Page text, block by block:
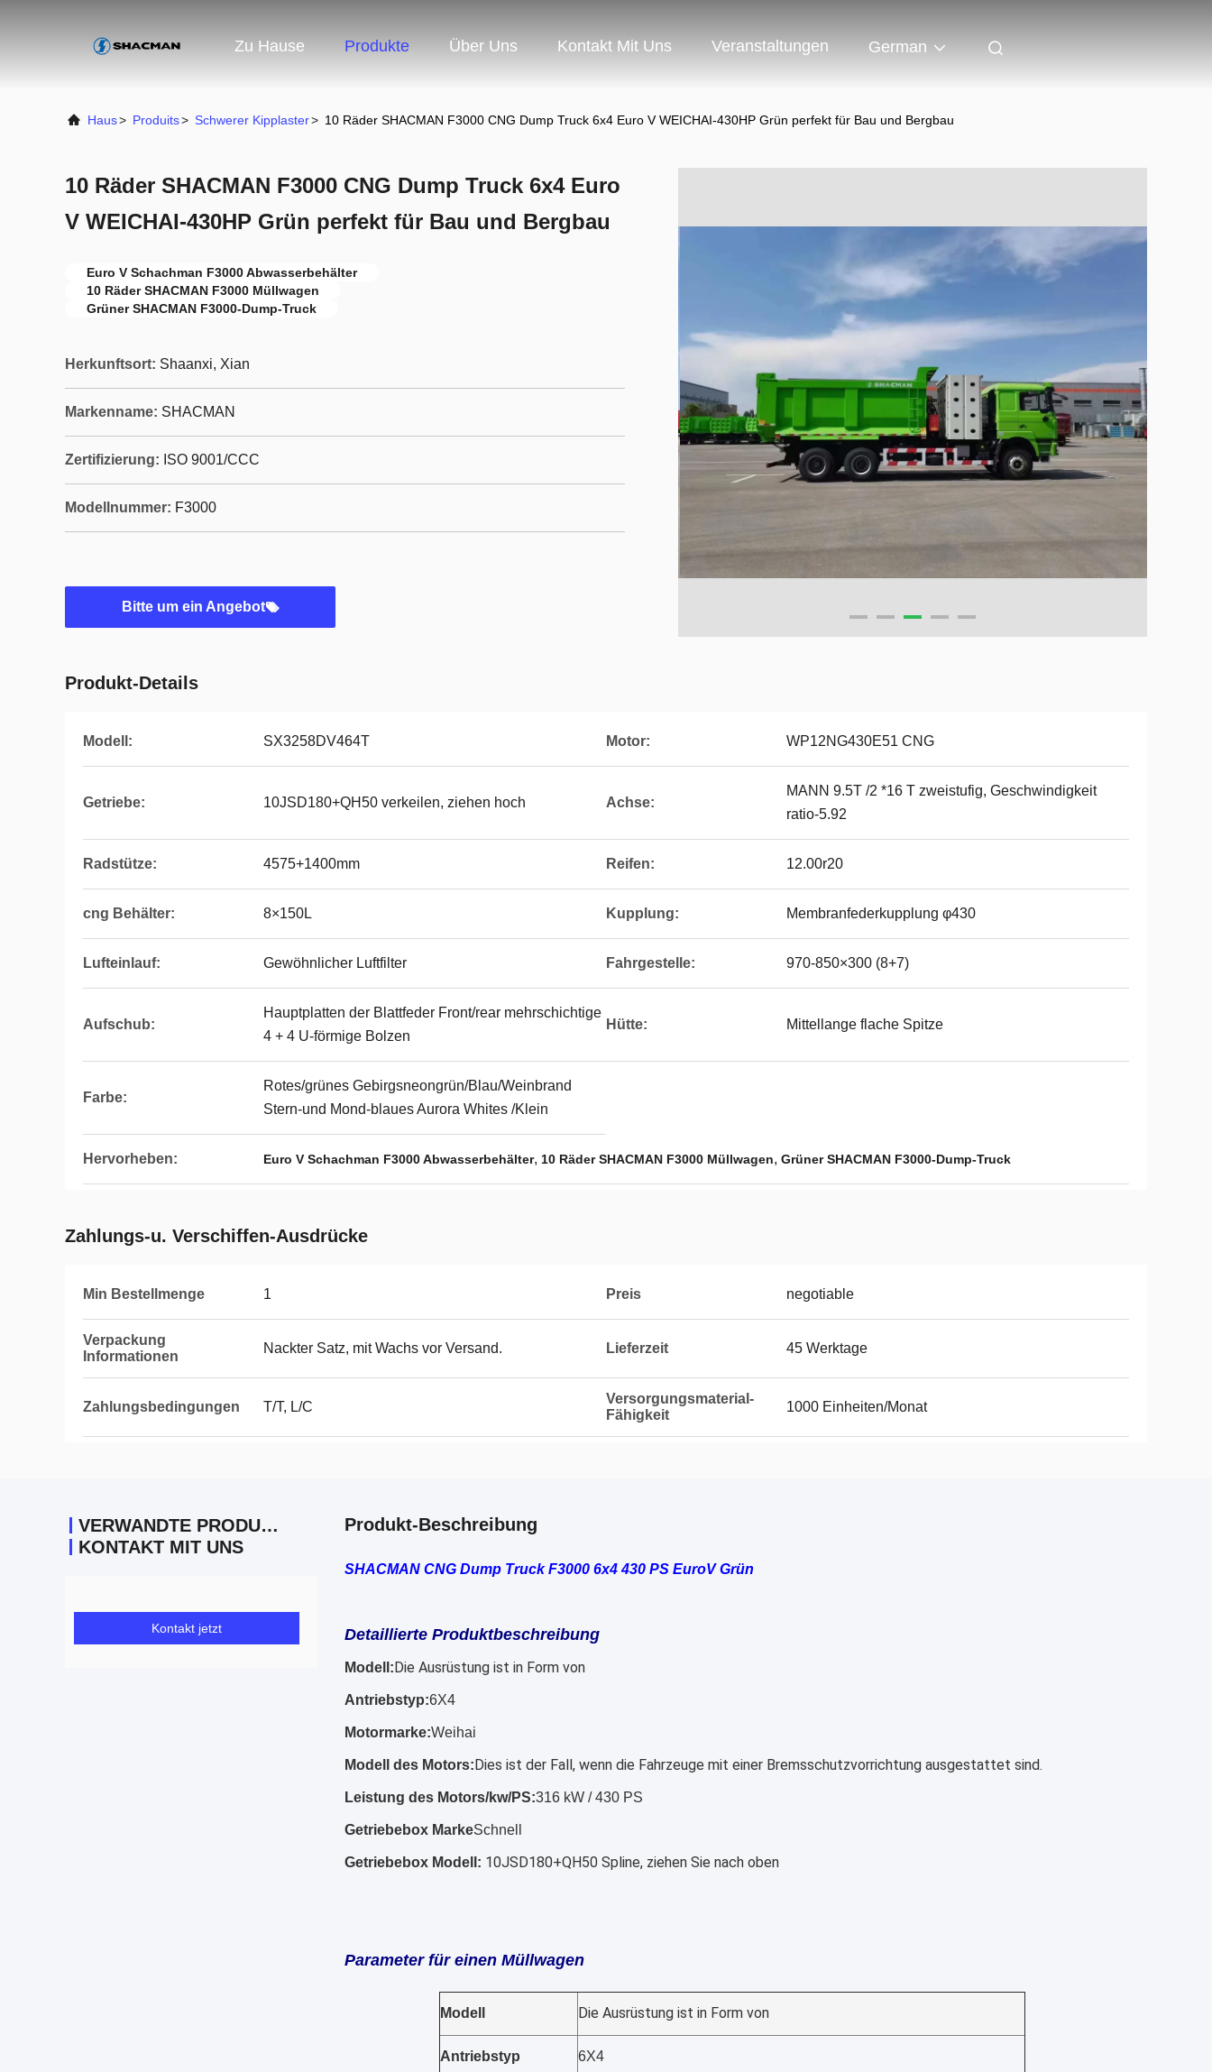
Zu Hause Produkte Über Uns Kontakt Mit Uns Veranstaltungen German
Haus> Produits> Schwerer Kipplaster> 10 Räder SHACMAN F3000 CNG Dump Truck 6x4 Euro V WEICHAI-430HP Grün perfekt für Bau und Bergbau
10 Räder SHACMAN F3000 CNG Dump Truck 6x4 Euro
V WEICHAI-430HP Grün perfekt für Bau und Bergbau
Euro V Schachman F3000 Abwasserbehälter
10 Räder SHACMAN F3000 Müllwagen
Grüner SHACMAN F3000-Dump-Truck
Herkunftsort: Shaanxi, Xian
Markenname: SHACMAN
Zertifizierung: ISO 9001/CCC
Modellnummer: F3000
Bitte um ein Angebot
Produkt-Details
Modell: SX3258DV464T Motor: WP12NG430E51 CNG
Getriebe: 10JSD180+QH50 verkeilen, ziehen hoch Achse:
MANN 9.5T /2 *16 T zweistufig, Geschwindigkeit
ratio-5.92
Radstütze: 4575+1400mm Reifen: 12.00r20
cng Behälter: 8×150L Kupplung: Membranfederkupplung φ430
Lufteinlauf: Gewöhnlicher Luftfilter Fahrgestelle: 970-850×300 (8+7)
Aufschub:
Hauptplatten der Blattfeder Front/rear mehrschichtige
4 + 4 U-förmige Bolzen
Hütte: Mittellange flache Spitze
Farbe:
Rotes/grünes Gebirgsneongrün/Blau/Weinbrand
Stern-und Mond-blaues Aurora Whites /Klein
Hervorheben: Euro V Schachman F3000 Abwasserbehälter, 10 Räder SHACMAN F3000 Müllwagen, Grüner SHACMAN F3000-Dump-Truck
Zahlungs-u. Verschiffen-Ausdrücke
Min Bestellmenge 1 Preis negotiable
Verpackung
Informationen
Nackter Satz, mit Wachs vor Versand. Lieferzeit 45 Werktage
Zahlungsbedingungen T/T, L/C
Versorgungsmaterial-
Fähigkeit
1000 Einheiten/Monat
VERWANDTE PRODUKTE
KONTAKT MIT UNS
Kontakt jetzt
Produkt-Beschreibung
SHACMAN CNG Dump Truck F3000 6x4 430 PS EuroV Grün
Detaillierte Produktbeschreibung
Modell:Die Ausrüstung ist in Form von
Antriebstyp:6X4
Motormarke:Weihai
Modell des Motors:Dies ist der Fall, wenn die Fahrzeuge mit einer Bremsschutzvorrichtung ausgestattet sind.
Leistung des Motors/kw/PS:316 kW / 430 PS
Getriebebox MarkeSchnell
Getriebebox Modell: 10JSD180+QH50 Spline, ziehen Sie nach oben
Parameter für einen Müllwagen
Modell Die Ausrüstung ist in Form von
Antriebstyp 6X4